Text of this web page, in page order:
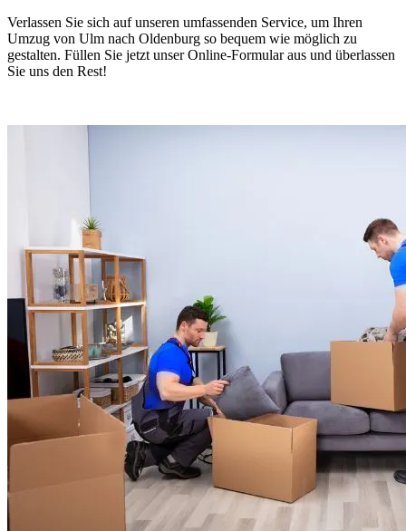
Verlassen Sie sich auf unseren umfassenden Service, um Ihren
Umzug von Ulm nach Oldenburg so bequem wie möglich zu
gestalten. Füllen Sie jetzt unser Online-Formular aus und überlassen
Sie uns den Rest!